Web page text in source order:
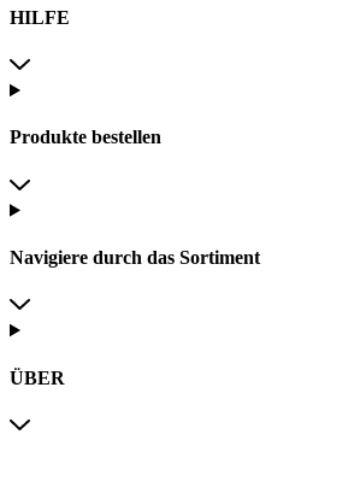
HILFE
Produkte bestellen
Navigiere durch das Sortiment
ÜBER